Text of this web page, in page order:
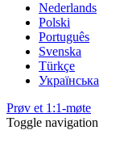
Nederlands
Polski
Português
Svenska
Türkçe
Українська
Prøv et 1:1-møte
Toggle navigation